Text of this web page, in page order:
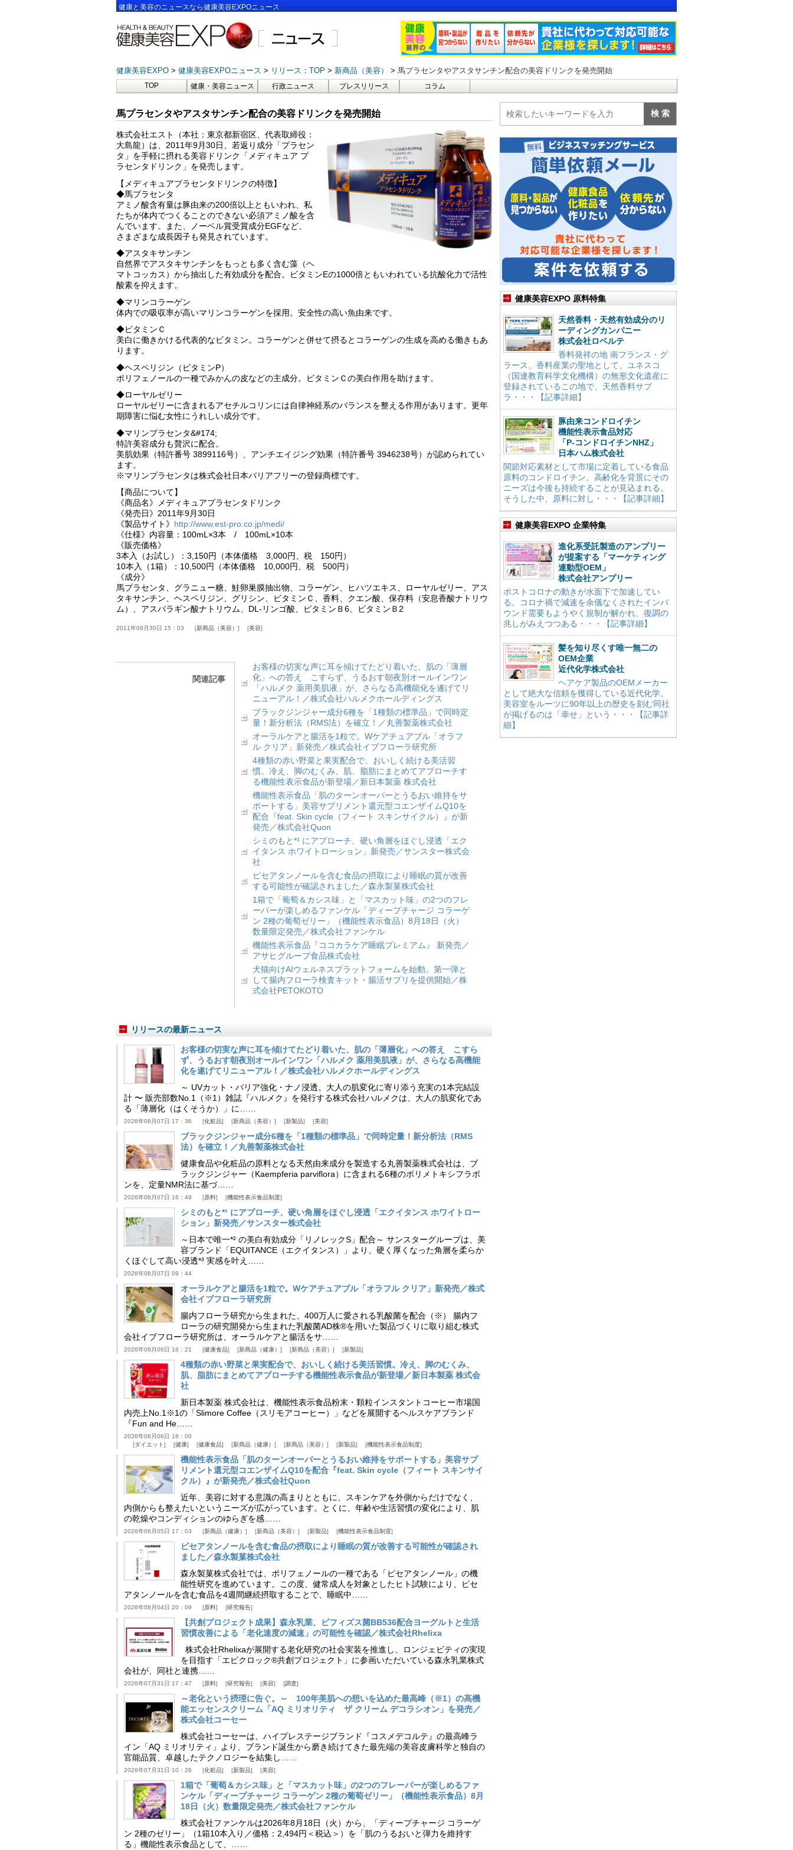
健康と美容のニュースなら健康美容EXPOニュース
健康美容EXPO 健康美容EXPOニュース リリース：TOP 新商品（美容） 馬プラセンタやアスタサンチン配合の美容ドリンクを発売開始
TOP 健康・美容ニュース 行政ニュース プレスリリース コラム
馬プラセンタやアスタサンチン配合の美容ドリンクを発売開始
株式会社エスト（本社：東京都新宿区、代表取締役：
大島龍）は、2011年9月30日、若返り成分「プラセン
タ」を手軽に摂れる美容ドリンク「メディキュア プ
ラセンタドリンク」を発売します。
【メディキュアプラセンタドリンクの特徴】
◆馬プラセンタ
アミノ酸含有量は豚由来の200倍以上ともいわれ、私
たちが体内でつくることのできない必須アミノ酸を含
んでいます。また、ノーベル賞受賞成分EGFなど、
さまざまな成長因子も発見されています。
◆アスタキサンチン
自然界でアスタキサンチンをもっとも多く含む藻（ヘ
マトコッカス）から抽出した有効成分を配合。ビタミンEの1000倍ともいわれている抗酸化力で活性
酸素を抑えます。
◆マリンコラーゲン
体内での吸収率が高いマリンコラーゲンを採用。安全性の高い魚由来です。
◆ビタミンＣ
美白に働きかける代表的なビタミン。コラーゲンと併せて摂るとコラーゲンの生成を高める働きもあ
ります。
◆ヘスペリジン（ビタミンP）
ポリフェノールの一種でみかんの皮などの主成分。ビタミンＣの美白作用を助けます。
◆ローヤルゼリー
ローヤルゼリーに含まれるアセチルコリンには自律神経系のバランスを整える作用があります。更年
期障害に悩む女性にうれしい成分です。
◆マリンプラセンタ&#174;
特許美容成分も贅沢に配合。
美肌効果（特許番号 3899116号）、アンチエイジング効果（特許番号 3946238号）が認められてい
ます。
※マリンプラセンタは株式会社日本バリアフリーの登録商標です。
【商品について】
《商品名》メディキュアプラセンタドリンク
《発売日》2011年9月30日
《製品サイト》 http://www.est-pro.co.jp/medi/
《仕様》内容量：100mL×3本 / 100mL×10本
《販売価格》
3本入（お試し）：3,150円（本体価格 3,000円、税 150円）
10本入（1箱）：10,500円（本体価格 10,000円、税 500円）
《成分》
馬プラセンタ、グラニュー糖、鮭卵巣膜抽出物、コラーゲン、ヒハツエキス、ローヤルゼリー、アス
タキサンチン、ヘスペリジン、グリシン、ビタミンＣ、香料、クエン酸、保存料（安息香酸ナトリウ
ム）、アスパラギン酸ナトリウム、DL-リンゴ酸、ビタミンＢ6、ビタミンＢ2
2011年09月30日 15：03 新商品（美容） 美容
関連記事
お客様の切実な声に耳を傾けてたどり着いた、肌の「薄層
化」への答え こすらず、うるおす朝夜別オールインワン
「ハルメク 薬用美肌液」が、さらなる高機能化を遂げてリ
ニューアル！／株式会社ハルメクホールディングス
ブラックジンジャー成分6種を「1種類の標準品」で同時定
量！新分析法（RMS法）を確立！／丸善製薬株式会社
オーラルケアと腸活を1粒で。Wケアチュアブル「オラフ
ル クリア」新発売／株式会社イブフローラ研究所
4種類の赤い野菜と果実配合で、おいしく続ける美活習
慣。冷え、脚のむくみ、肌、脂肪にまとめてアプローチす
る機能性表示食品が新登場／新日本製薬 株式会社
機能性表示食品「肌のターンオーバーとうるおい維持をサ
ポートする」美容サプリメント還元型コエンザイムQ10を
配合『feat. Skin cycle（フィート スキンサイクル）』が新
発売／株式会社Quon
シミのもと*¹ にアプローチ、硬い角層をほぐし浸透「エク
イタンス ホワイトローション」新発売／サンスター株式会
社
ピセアタンノールを含む食品の摂取により睡眠の質が改善
する可能性が確認されました／森永製菓株式会社
1箱で「葡萄＆カシス味」と「マスカット味」の2つのフレ
ーバーが楽しめるファンケル「ディープチャージ コラーゲ
ン 2種の葡萄ゼリー」（機能性表示食品）8月18日（火）
数量限定発売／株式会社ファンケル
機能性表示食品『ココカラケア睡眠プレミアム』 新発売／
アサヒグループ食品株式会社
犬猫向けAIウェルネスプラットフォームを始動。第一弾と
して腸内フローラ検査キット・腸活サプリを提供開始／株
式会社PETOKOTO
リリースの最新ニュース
お客様の切実な声に耳を傾けてたどり着いた、肌の「薄層化」への答え こすら
ず、うるおす朝夜別オールインワン「ハルメク 薬用美肌液」が、さらなる高機能
化を遂げてリニューアル！／株式会社ハルメクホールディングス
～ UVカット・バリア強化・ナノ浸透。大人の肌変化に寄り添う充実の1本完結設
計 〜 販売部数No.1（※1）雑誌『ハルメク』を発行する株式会社ハルメクは、大人の肌変化であ
る「薄層化（はくそうか）」に……
2026年08月07日 17：36 化粧品 新商品（美容） 新製品 美容
ブラックジンジャー成分6種を「1種類の標準品」で同時定量！新分析法（RMS
法）を確立！／丸善製薬株式会社
健康食品や化粧品の原料となる天然由来成分を製造する丸善製薬株式会社は、ブ
ラックジンジャー（Kaempferia parviflora）に含まれる6種のポリメトキシフラボ
ンを、定量NMR法に基づ……
2026年08月07日 16：49 原料 機能性表示食品制度
シミのもと*¹ にアプローチ、硬い角層をほぐし浸透「エクイタンス ホワイトロー
ション」新発売／サンスター株式会社
～日本で唯一*² の美白有効成分「リノレックS」配合～ サンスターグループは、美
容ブランド「EQUITANCE（エクイタンス）」より、硬く厚くなった角層を柔らか
くほぐして高い浸透*³ 実感を叶え……
2026年08月07日 09：44
オーラルケアと腸活を1粒で。Wケアチュアブル「オラフル クリア」新発売／株式
会社イブフローラ研究所
腸内フローラ研究から生まれた、400万人に愛される乳酸菌を配合（※） 腸内フ
ローラの研究開発から生まれた乳酸菌AD株®を用いた製品づくりに取り組む株式
会社イブフローラ研究所は、オーラルケアと腸活をサ……
2026年08月06日 18：21 健康食品 新商品（健康） 新商品（美容） 新製品
4種類の赤い野菜と果実配合で、おいしく続ける美活習慣。冷え、脚のむくみ、
肌、脂肪にまとめてアプローチする機能性表示食品が新登場／新日本製薬 株式会
社
新日本製薬 株式会社は、機能性表示食品粉末・顆粒インスタントコーヒー市場国
内売上No.1※1の「Slimore Coffee（スリモアコーヒー）」などを展開するヘルスケアブランド
『Fun and He……
2026年08月06日 18：00
ダイエット
健康 健康食品 新商品（健康） 新商品（美容） 新製品 機能性表示食品制度
機能性表示食品「肌のターンオーバーとうるおい維持をサポートする」美容サプ
リメント還元型コエンザイムQ10を配合『feat. Skin cycle（フィート スキンサイ
クル）』が新発売／株式会社Quon
近年、美容に対する意識の高まりとともに、スキンケアを外側からだけでなく、
内側からも整えたいというニーズが広がっています。とくに、年齢や生活習慣の変化により、肌
の乾燥やコンディションのゆらぎを感……
2026年08月05日 17：03 新商品（健康） 新商品（美容） 新製品 機能性表示食品制度
ピセアタンノールを含む食品の摂取により睡眠の質が改善する可能性が確認され
ました／森永製菓株式会社
森永製菓株式会社では、ポリフェノールの一種である「ピセアタンノール」の機
能性研究を進めています。この度、健常成人を対象としたヒト試験により、ピセ
アタンノールを含む食品を4週間継続摂取することで、睡眠中……
2026年08月04日 20：09 原料 研究報告
【共創プロジェクト成果】森永乳業、ビフィズス菌BB536配合ヨーグルトと生活
習慣改善による「老化速度の減速」の可能性を確認／株式会社Rhelixa
株式会社Rhelixaが展開する老化研究の社会実装を推進し、ロンジェビティの実現
を目指す「エピクロック®共創プロジェクト」に参画いただいている森永乳業株式
会社が、同社と連携……
2026年07月31日 17：47 原料 研究報告 美容 調査
～老化という摂理に告ぐ。～ 100年美肌への想いを込めた最高峰（※1）の高機
能エッセンスクリーム「AQ ミリオリティ ザ クリーム デコラシオン」を発売／
株式会社コーセー
株式会社コーセーは、ハイプレステージブランド『コスメデコルテ』の最高峰ラ
イン「AQ ミリオリティ」より、ブランド誕生から磨き続けてきた最先端の美容皮膚科学と独自の
官能品質、卓越したテクノロジーを結集し……
2026年07月31日 10：26 化粧品 新製品 美容
1箱で「葡萄＆カシス味」と「マスカット味」の2つのフレーバーが楽しめるファ
ンケル「ディープチャージ コラーゲン 2種の葡萄ゼリー」（機能性表示食品）8月
18日（火）数量限定発売／株式会社ファンケル
株式会社ファンケルは2026年8月18日（火）から、「ディープチャージ コラーゲ
ン 2種のゼリー」（1箱10本入り／価格：2,494円＜税込＞）を「肌のうるおいと弾力を維持す
る」機能性表示食品として、……
健康美容EXPO 原料特集
天然香料・天然有効成分のリ
ーディングカンパニー
株式会社ロベルテ
香料発祥の地 南フランス・グ
ラース。香料産業の聖地として、ユネスコ
（国連教育科学文化機構）の無形文化遺産に
登録されているこの地で、天然香料サプ
ラ・・・【記事詳細】
豚由来コンドロイチン
機能性表示食品対応
「P-コンドロイチンNHZ」
日本ハム株式会社
関節対応素材として市場に定着している食品
原料のコンドロイチン。高齢化を背景にその
ニーズは今後も持続することが見込まれる。
そうした中、原料に対し・・・【記事詳細】
健康美容EXPO 企業特集
進化系受託製造のアンプリー
が提案する「マーケティング
連動型OEM」
株式会社アンプリー
ポストコロナの動きが水面下で加速してい
る。コロナ禍で減速を余儀なくされたインバ
ウンド需要もようやく規制が解かれ、復調の
兆しがみえつつある・・・【記事詳細】
髪を知り尽くす唯一無二の
OEM企業
近代化学株式会社
ヘアケア製品のOEMメーカー
として絶大な信頼を獲得している近代化学。
美容室をルーツに90年以上の歴史を刻む同社
が掲げるのは「幸せ」という・・・【記事詳
細】